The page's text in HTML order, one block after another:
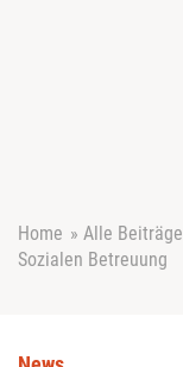
Home » Alle Beiträge
Sozialen Betreuung